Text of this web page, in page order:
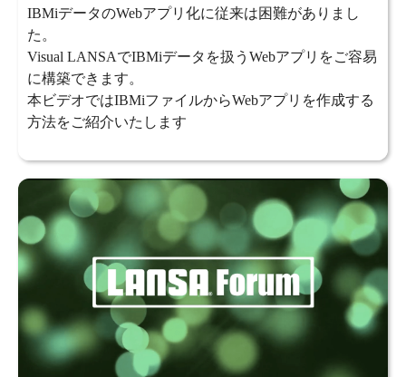
IBMiデータのWebアプリ化に従来は困難がありまし
た。
Visual LANSAでIBMiデータを扱うWebアプリをご容易
に構築できます。
本ビデオではIBMiファイルからWebアプリを作成する
方法をご紹介いたします